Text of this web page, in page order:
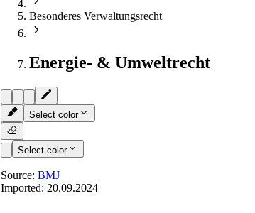
Besonderes Verwaltungsrecht
Energie- & Umweltrecht
Select color
Select color
Source:BMJ
Imported: 20.09.2024